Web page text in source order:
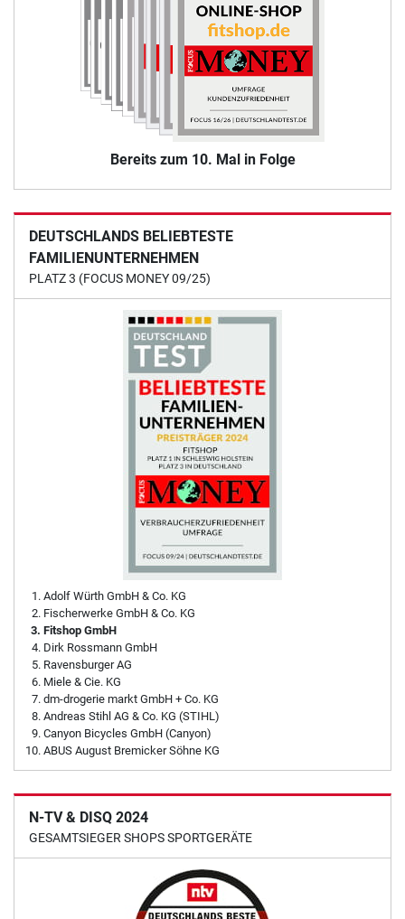
Bereits zum 10. Mal in Folge
DEUTSCHLANDS BELIEBTESTE
FAMILIENUNTERNEHMEN
PLATZ 3 (FOCUS MONEY 09/25)
Adolf Würth GmbH & Co. KG
Fischerwerke GmbH & Co. KG
Fitshop GmbH
Dirk Rossmann GmbH
Ravensburger AG
Miele & Cie. KG
dm-drogerie markt GmbH + Co. KG
Andreas Stihl AG & Co. KG (STIHL)
Canyon Bicycles GmbH (Canyon)
ABUS August Bremicker Söhne KG
N-TV & DISQ 2024
GESAMTSIEGER SHOPS SPORTGERÄTE